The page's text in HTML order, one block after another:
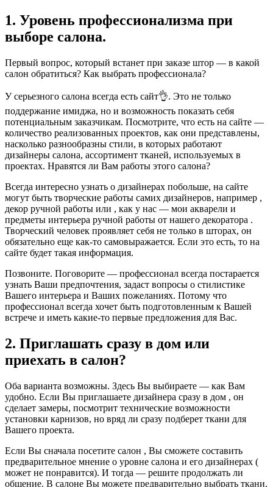
1. Уровень профессионализма при
выборе салона.
Первый вопрос, который встанет при заказе штор — в какой
салон обратиться? Как выбрать профессионала?
У серьезного салона всегда есть сайт👌. Это не только
поддержание имиджа, но и возможность показать себя
потенциальным заказчикам. Посмотрите, что есть на сайте —
количество реализованных проектов, как они представлены,
насколько разнообразны стили, в которых работают
дизайнеры салона, ассортимент тканей, используемых в
проектах. Нравятся ли Вам работы этого салона?
Всегда интересно узнать о дизайнерах побольше, на сайте
могут быть творческие работы самих дизайнеров, например ,
декор ручной работы или , как у нас — мои акварели и
предметы интерьера ручной работы от нашего декоратора .
Творческий человек проявляет себя не только в шторах, он
обязательно еще как-то самовыражается. Если это есть, то на
сайте будет такая информация.
Позвоните. Поговорите — профессионал всегда постарается
узнать Ваши предпочтения, задаст вопросы о стилистике
Вашего интерьера и Ваших пожеланиях. Потому что
профессионал всегда хочет быть подготовленным к Вашей
встрече и иметь какие-то первые предложения для Вас.
2. Приглашать сразу в дом или
приехать в салон?
Оба варианта возможны. Здесь Вы выбираете — как Вам
удобно. Если Вы приглашаете дизайнера сразу в дом , он
сделает замеры, посмотрит технические возможности
установки карнизов, но вряд ли сразу подберет ткани для
Вашего проекта.
Если Вы сначала посетите салон , Вы сможете составить
предварительное мнение о уровне салона и его дизайнерах (
может не понравится). И тогда — решите продолжать ли
общение. В салоне Вы можете предварительно выбрать ткани,